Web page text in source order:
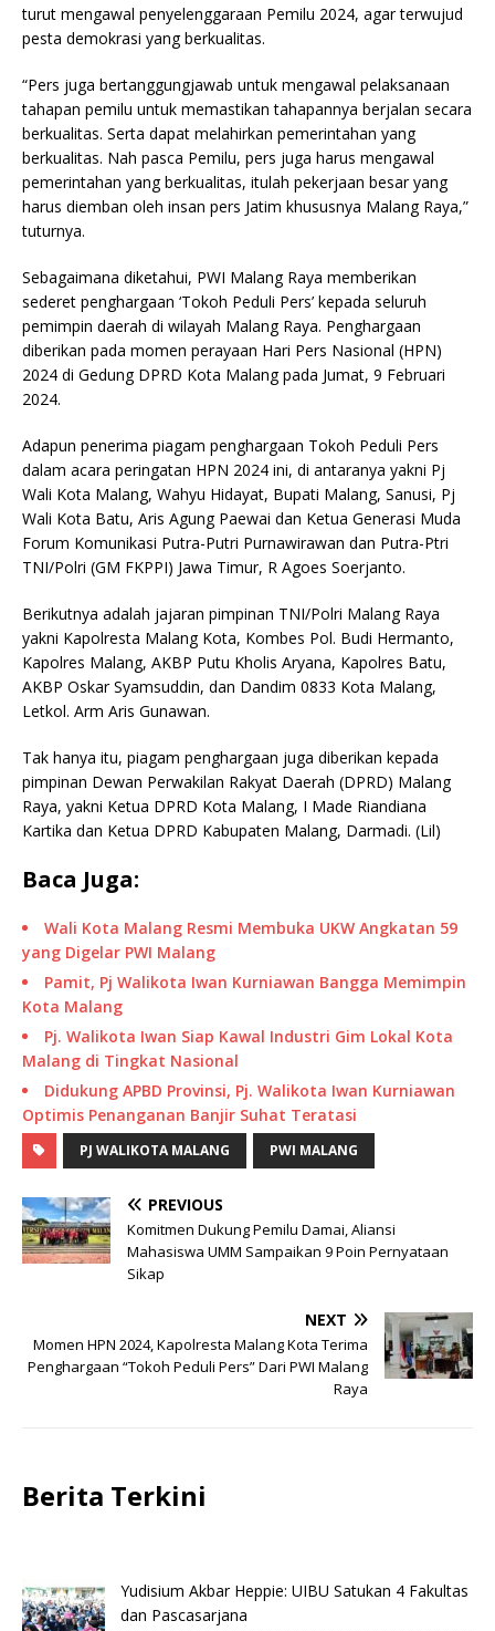
turut mengawal penyelenggaraan Pemilu 2024, agar terwujud
pesta demokrasi yang berkualitas.
“Pers juga bertanggungjawab untuk mengawal pelaksanaan
tahapan pemilu untuk memastikan tahapannya berjalan secara
berkualitas. Serta dapat melahirkan pemerintahan yang
berkualitas. Nah pasca Pemilu, pers juga harus mengawal
pemerintahan yang berkualitas, itulah pekerjaan besar yang
harus diemban oleh insan pers Jatim khususnya Malang Raya,”
tuturnya.
Sebagaimana diketahui, PWI Malang Raya memberikan
sederet penghargaan ‘Tokoh Peduli Pers’ kepada seluruh
pemimpin daerah di wilayah Malang Raya. Penghargaan
diberikan pada momen perayaan Hari Pers Nasional (HPN)
2024 di Gedung DPRD Kota Malang pada Jumat, 9 Februari
2024.
Adapun penerima piagam penghargaan Tokoh Peduli Pers
dalam acara peringatan HPN 2024 ini, di antaranya yakni Pj
Wali Kota Malang, Wahyu Hidayat, Bupati Malang, Sanusi, Pj
Wali Kota Batu, Aris Agung Paewai dan Ketua Generasi Muda
Forum Komunikasi Putra-Putri Purnawirawan dan Putra-Ptri
TNI/Polri (GM FKPPI) Jawa Timur, R Agoes Soerjanto.
Berikutnya adalah jajaran pimpinan TNI/Polri Malang Raya
yakni Kapolresta Malang Kota, Kombes Pol. Budi Hermanto,
Kapolres Malang, AKBP Putu Kholis Aryana, Kapolres Batu,
AKBP Oskar Syamsuddin, dan Dandim 0833 Kota Malang,
Letkol. Arm Aris Gunawan.
Tak hanya itu, piagam penghargaan juga diberikan kepada
pimpinan Dewan Perwakilan Rakyat Daerah (DPRD) Malang
Raya, yakni Ketua DPRD Kota Malang, I Made Riandiana
Kartika dan Ketua DPRD Kabupaten Malang, Darmadi. (Lil)
Baca Juga:
Wali Kota Malang Resmi Membuka UKW Angkatan 59
yang Digelar PWI Malang
Pamit, Pj Walikota Iwan Kurniawan Bangga Memimpin
Kota Malang
Pj. Walikota Iwan Siap Kawal Industri Gim Lokal Kota
Malang di Tingkat Nasional
Didukung APBD Provinsi, Pj. Walikota Iwan Kurniawan
Optimis Penanganan Banjir Suhat Teratasi
PJ WALIKOTA MALANG PWI MALANG
PREVIOUS
Komitmen Dukung Pemilu Damai, Aliansi
Mahasiswa UMM Sampaikan 9 Poin Pernyataan
Sikap
NEXT
Momen HPN 2024, Kapolresta Malang Kota Terima
Penghargaan “Tokoh Peduli Pers” Dari PWI Malang
Raya
Berita Terkini
Yudisium Akbar Heppie: UIBU Satukan 4 Fakultas
dan Pascasarjana